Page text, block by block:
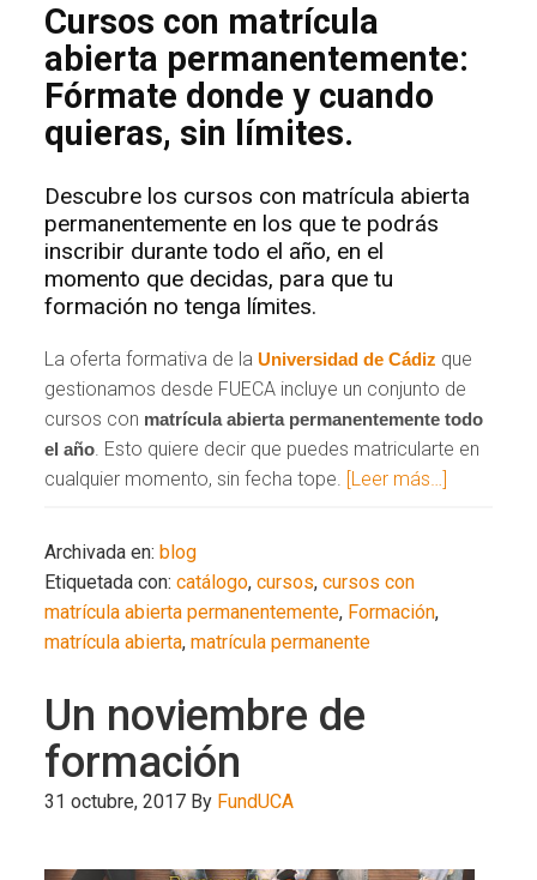
Cursos con matrícula
abierta permanentemente:
Fórmate donde y cuando
quieras, sin límites.
Descubre los cursos con matrícula abierta
permanentemente en los que te podrás
inscribir durante todo el año, en el
momento que decidas, para que tu
formación no tenga límites.
La oferta formativa de laUniversidad de Cádiz que
gestionamos desde FUECA incluye un conjunto de
cursos con matrícula abierta permanentemente todo
el año. Esto quiere decir que puedes matricularte en
cualquier momento, sin fecha tope. [Leer más…]
Archivada en:blog
Etiquetada con:catálogo,cursos,cursos con
matrícula abierta permanentemente, Formación,
matrícula abierta,matrícula permanente
Un noviembre de
formación
31 octubre, 2017 By FundUCA